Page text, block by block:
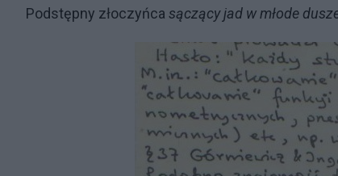
Podstępny złoczyńca sączący jad w młode